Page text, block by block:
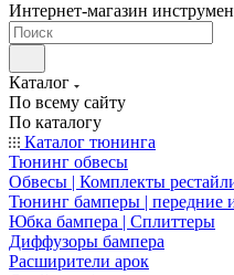
Интернет-магазин
Каталог
По всему сайту
По каталогу
Каталог тюнинга
Тюнинг обвесы
Обвесы | Комплекты
Тюнинг бамперы | передние
Юбка бампера | Сплиттеры
Диффузоры бампера
Расширители арок